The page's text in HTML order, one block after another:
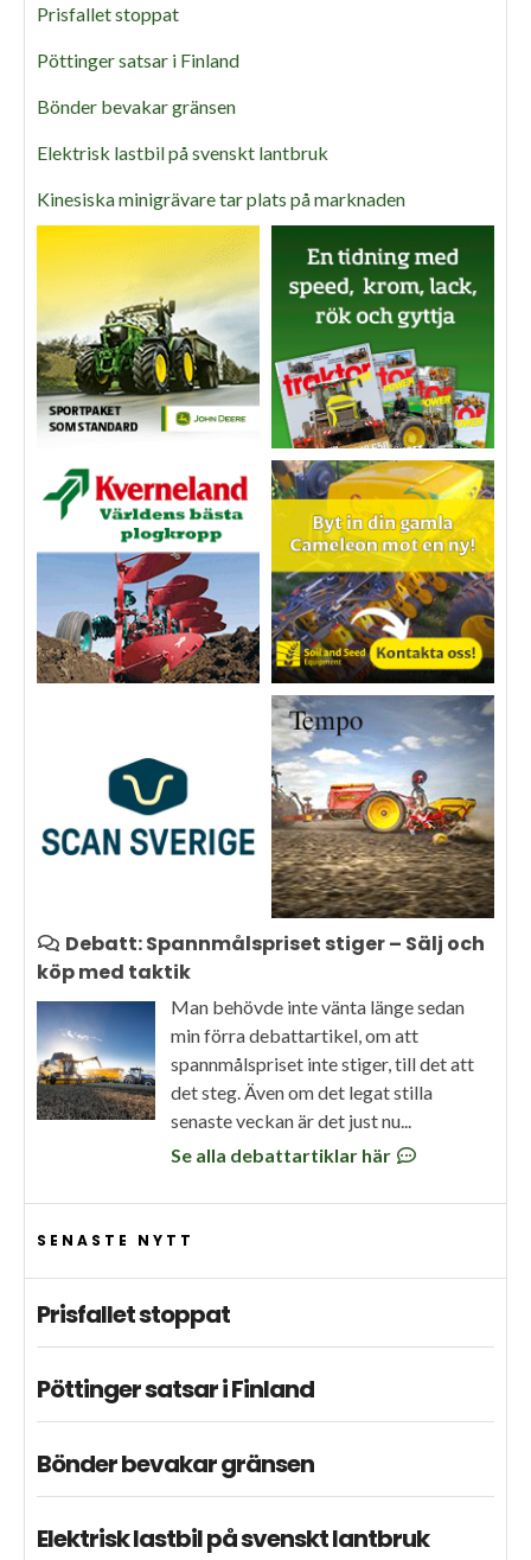
Prisfallet stoppat
Pöttinger satsar i Finland
Bönder bevakar gränsen
Elektrisk lastbil på svenskt lantbruk
Kinesiska minigrävare tar plats på marknaden
Debatt: Spannmålspriset stiger – Sälj och
köp med taktik
Man behövde inte vänta länge sedan
min förra debattartikel, om att
spannmålspriset inte stiger, till det att
det steg. Även om det legat stilla
senaste veckan är det just nu...
Se alla debattartiklar här
SENASTE NYTT
Prisfallet stoppat
Pöttinger satsar i Finland
Bönder bevakar gränsen
Elektrisk lastbil på svenskt lantbruk